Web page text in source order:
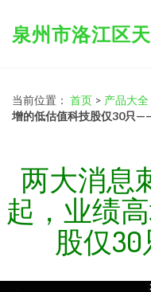
泉州市洛江区
当前位置： 首页 > 产品大全
增的低估值科技股仅30只
两大消息
起，业绩
股仅